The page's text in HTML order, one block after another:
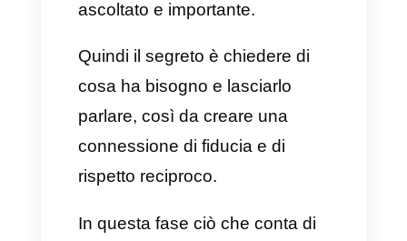
Come ultimo, ritroviamo il
modello di business
transazionale. Questo può
essere considerato una via di
mezzo tra i due modelli citati
precedentemente poiché offre
soluzioni base e semi avanzate.